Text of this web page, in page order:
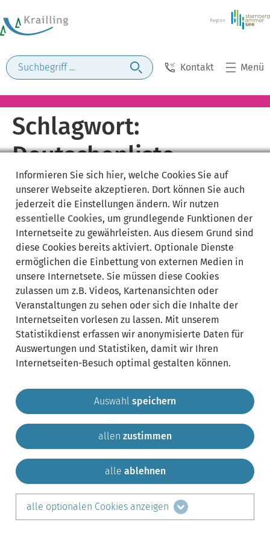
Kontakt Menü
Schlagwort:
Deutschenliste
Gemeinde Krailling Impressum
Sitemap
Kontakt
teilen auf:
LinkedIn
Informieren Sie sich hier, welche Cookies Sie auf
unserer Webseite akzeptieren. Dort können Sie auch
jederzeit die Einstellungen ändern. Wir nutzen
essentielle Cookies, um grundlegende Funktionen der
Internetseite zu gewährleisten. Aus diesem Grund sind
diese Cookies bereits aktiviert. Optionale Dienste
ermöglichen die Einbettung von externen Medien in
unsere Internetsete. Sie müssen diese Cookies
zulassen um z.B. Videos, Kartenansichten oder
Veranstaltungen zu sehen oder sich die Inhalte der
Internetseiten vorlesen zu lassen. Mit unserem
Statistikdienst erfassen wir anonymisierte Daten für
Auswertungen und Statistiken, damit wir Ihren
Internetseiten-Besuch optimal gestalten können.
Auswahl speichern
allen zustimmen
alle ablehnen
alle optionalen Cookies anzeigen